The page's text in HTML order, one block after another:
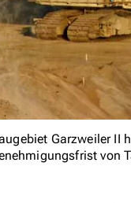
Garzweiler II
von